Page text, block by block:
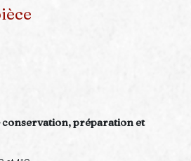
conservation, préparation et